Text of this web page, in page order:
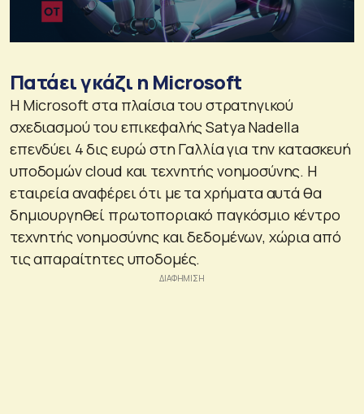
Πατάει γκάζι η Microsoft
Η Microsoft στα πλαίσια του στρατηγικού
σχεδιασμού του επικεφαλής Satya Nadella
επενδύει 4 δις ευρώ στη Γαλλία για την κατασκευή
υποδομών cloud και τεχνητής νοημοσύνης. Η
εταιρεία αναφέρει ότι με τα χρήματα αυτά θα
δημιουργηθεί πρωτοποριακό παγκόσμιο κέντρο
τεχνητής νοημοσύνης και δεδομένων, χώρια από
τις απαραίτητες υποδομές.